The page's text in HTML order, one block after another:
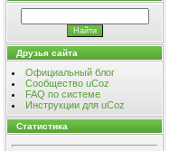
Друзья сайта
Официальный блог
Сообщество uCoz
FAQ по системе
Инструкции для uCoz
Статистика